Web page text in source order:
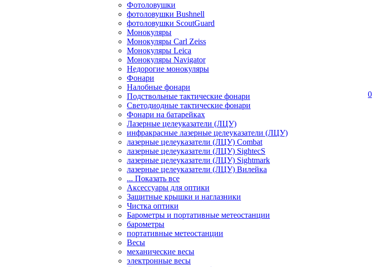
Фотоловушки
фотоловушки Bushnell
фотоловушки ScoutGuard
Монокуляры
Монокуляры Carl Zeiss
Монокуляры Leica
Монокуляры Navigator
Недорогие монокуляры
Фонари
Налобные фонари
Подствольные тактические фонари
Светодиодные тактические фонари
Фонари на батарейках
Лазерные целеуказатели (ЛЦУ)
инфракрасные лазерные целеуказатели (ЛЦУ)
лазерные целеуказатели (ЛЦУ) Combat
лазерные целеуказатели (ЛЦУ) SightecS
лазерные целеуказатели (ЛЦУ) Sightmark
лазерные целеуказатели (ЛЦУ) Вилейка
... Показать все
Аксессуары для оптики
Защитные крышки и наглазники
Чистка оптики
Барометры и портативные метеостанции
барометры
портативные метеостанции
Весы
механические весы
электронные весы
0